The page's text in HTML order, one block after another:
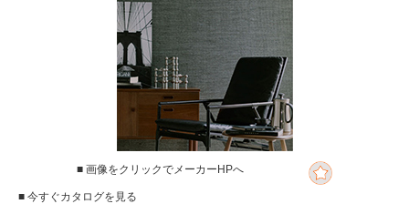
■ 画像をクリックでメーカーHPへ
■ 今すぐカタログを見る